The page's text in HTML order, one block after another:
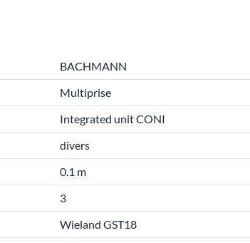
BACHMANN
Multiprise
Integrated unit CONI
divers
0.1 m
3
Wieland GST18